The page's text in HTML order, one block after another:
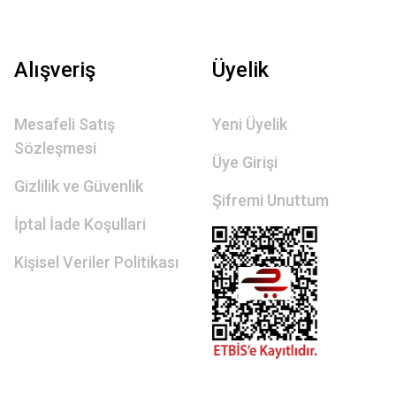
Alışveriş
Mesafeli Satış
Sözleşmesi
Gizlilik ve Güvenlik
İptal İade Koşullari
Kişisel Veriler Politikası
Üyelik
Yeni Üyelik
Üye Girişi
Şifremi Unuttum